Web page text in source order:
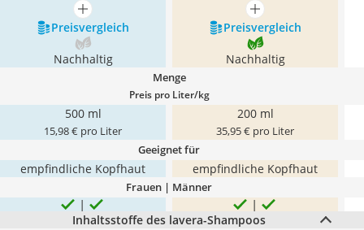
mehr anzeigen
mehr anzeigen
Preis­vergleich
Preis­vergleich
Nachhaltig Nachhaltig
Menge
Preis pro Liter/kg
500 ml
15,98 € pro Liter
200 ml
35,95 € pro Liter
Geeignet für
empfindliche Kopfhaut empfindliche Kopfhaut
Frauen | Männer
Inhaltsstoffe des lavera-Shampoos